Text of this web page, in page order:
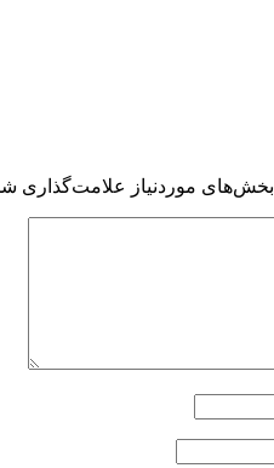
بخش‌های موردنیاز علامت‌گذاری